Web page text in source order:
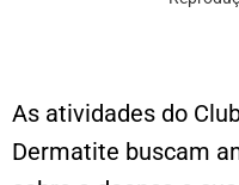
As atividades do
Dermatite buscam